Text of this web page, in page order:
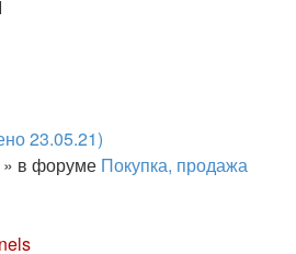
23.05.21)
» в форуме Покупка, продажа
nels